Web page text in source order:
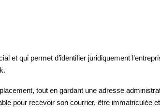
et qui permet d’identifier juridiquement
tout en gardant une adresse
pour recevoir son courrier, être immatriculée et